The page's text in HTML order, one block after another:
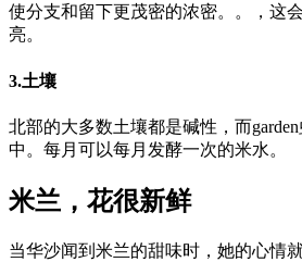
使分支和留下更茂密的浓密。。，这
亮。
3.土壤
北部的大多数土壤都是碱性，而
中。每月可以每月发酵一次的米水。
米兰，花很新鲜
当华沙闻到米兰的甜味时，她的心情